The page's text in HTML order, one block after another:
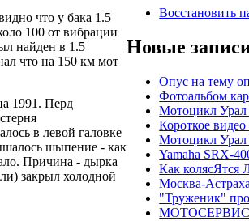
что у бака 1.5
100 от вибрации
найден в 1.5
что на 150 км мот
1991. Перд
в левой галовке
шыпение - как
Причина - дырка
закрыл холодной
Восстановить
Новые
Опус на тему
Фотоальбом
Мотоцикл Урал
Короткое
Мотоцикл Урал
Yamaha SRX-
Как колясЯтся
Москва-
"Труженик"
МОТОСЕРВИС